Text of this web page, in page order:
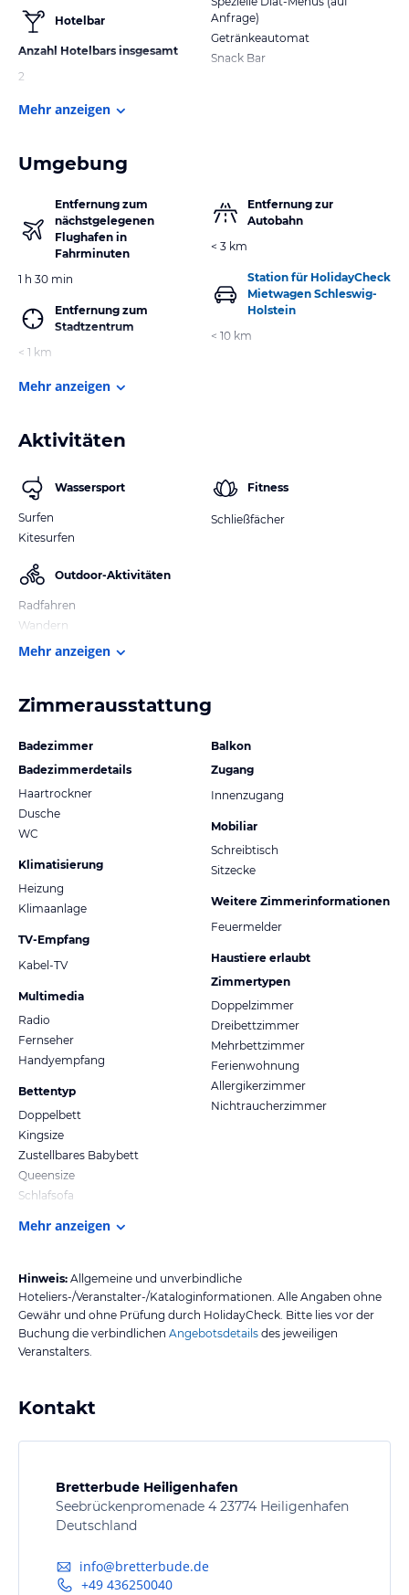
Hotelbar
Anzahl Hotelbars insgesamt
2
Anfrage)
Getränkeautomat
Snack Bar
Mehr anzeigen
Umgebung
Entfernung zum
nächstgelegenen
Flughafen in
Fahrminuten
1 h 30 min
Entfernung zum
Stadtzentrum
< 1 km
Entfernung zur
Autobahn
< 3 km
Station für HolidayCheck
Mietwagen Schleswig-
Holstein
< 10 km
Mehr anzeigen
Aktivitäten
Wassersport
Surfen
Kitesurfen
Outdoor-Aktivitäten
Radfahren
Wandern
Fitness
Schließfächer
Mehr anzeigen
Zimmerausstattung
Badezimmer
Badezimmerdetails
Haartrockner
Dusche
WC
Klimatisierung
Heizung
Klimaanlage
TV-Empfang
Kabel-TV
Multimedia
Radio
Fernseher
Handyempfang
Bettentyp
Doppelbett
Kingsize
Zustellbares Babybett
Queensize
Schlafsofa
Balkon
Zugang
Innenzugang
Mobiliar
Schreibtisch
Sitzecke
Weitere Zimmerinformationen
Feuermelder
Haustiere erlaubt
Zimmertypen
Doppelzimmer
Dreibettzimmer
Mehrbettzimmer
Ferienwohnung
Allergikerzimmer
Nichtraucherzimmer
Mehr anzeigen
Hinweis: Allgemeine und unverbindliche
Hoteliers-/Veranstalter-/Kataloginformationen. Alle Angaben ohne
Gewähr und ohne Prüfung durch HolidayCheck. Bitte lies vor der
Buchung die verbindlichen Angebotsdetails des jeweiligen
Veranstalters.
Kontakt
Bretterbude Heiligenhafen
Seebrückenpromenade 4 23774 Heiligenhafen
Deutschland
info@bretterbude.de
+49 436250040